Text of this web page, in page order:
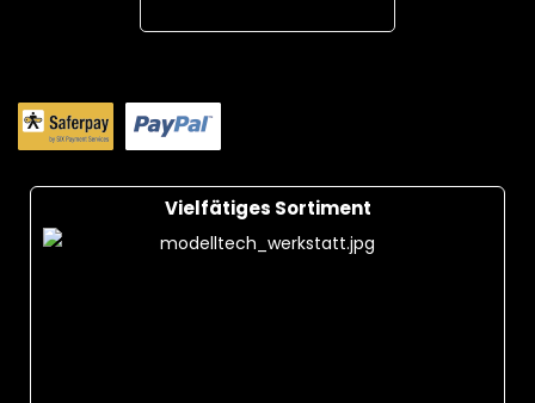
Vielfätiges Sortiment